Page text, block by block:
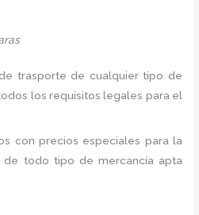
trasporte de cualquier tipo de
los requisitos legales para el
con precios especiales para la
de todo tipo de mercancía apta